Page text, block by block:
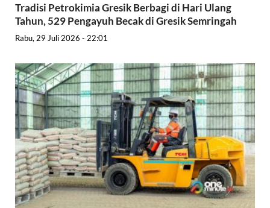
Tradisi Petrokimia Gresik Berbagi di Hari Ulang
Tahun, 529 Pengayuh Becak di Gresik Semringah
Rabu, 29 Juli 2026 - 22:01